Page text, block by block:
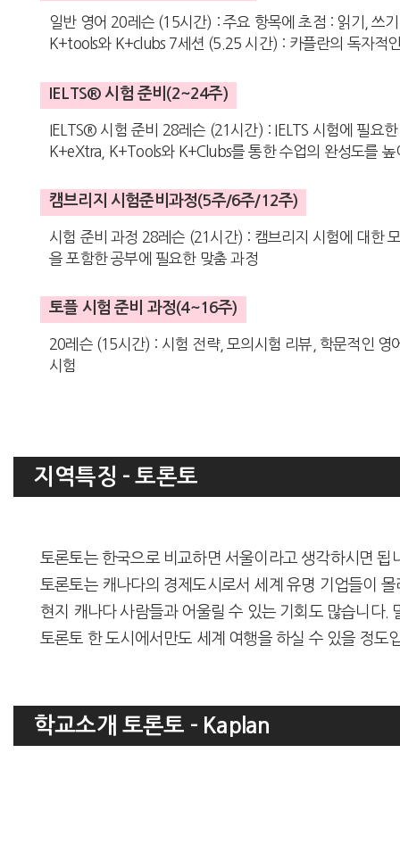
일반 영어 20레슨 (15시간) : 주요 항목에 초점 : 읽기, 쓰
K+tools와 K+clubs 7세션 (5.25 시간) : 카플란의 독자적
IELTS® 시험 준비(2~24주)
IELTS® 시험 준비 28레슨 (21시간) : IELTS 시험에 필요
K+eXtra, K+Tools와 K+Clubs를 통한 수업의 완성도를 높
캠브리지 시험준비과정(5주/6주/12주)
시험 준비 과정 28레슨 (21시간) : 캠브리지 시험에 대한
을 포함한 공부에 필요한 맞춤 과정
토플 시험 준비 과정(4~16주)
20레슨 (15시간) : 시험 전략, 모의시험 리뷰, 학문적인
시험
지역특징 - 토론토
토론토는 한국으로 비교하면 서울이라고 생각하시면
토론토는 캐나다의 경제도시로서 세계 유명 기업들이
현지 캐나다 사람들과 어울릴 수 있는 기회도 많습니다.
토론토 한 도시에서만도 세계 여행을 하실 수 있을 정도
학교소개 토론토 - Kaplan